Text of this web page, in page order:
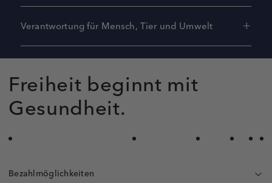
Verantwortung für Mensch, Tier und Umwelt
Freiheit beginnt mit
Gesundheit.
Bezahlmöglichkeiten